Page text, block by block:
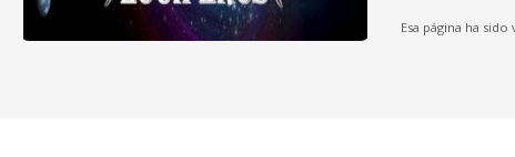
Esa página ha sido